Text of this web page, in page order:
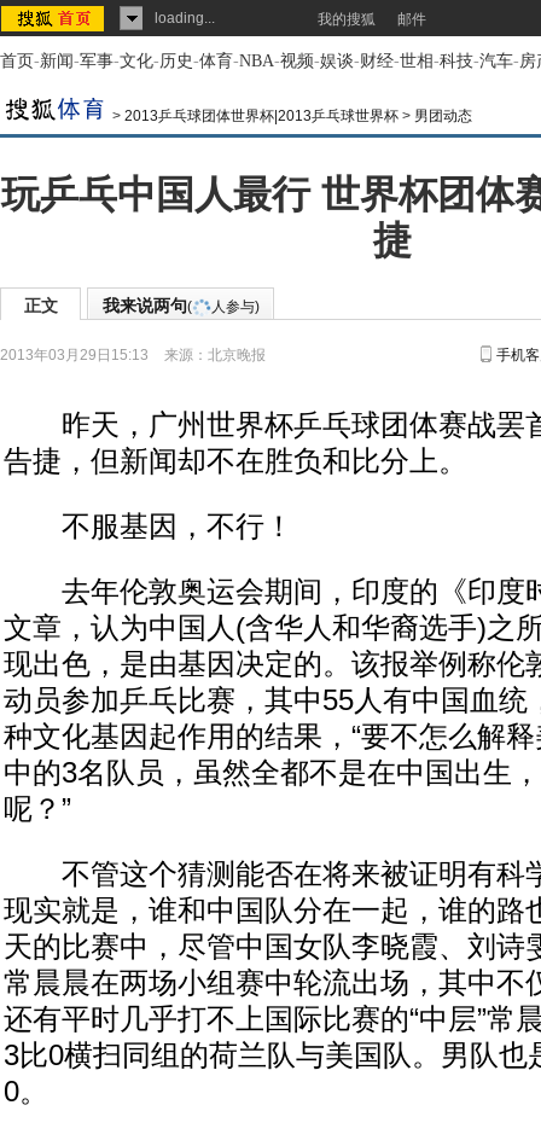
loading... 我的搜狐 邮件
首页-新闻-军事-文化-历史-体育-NBA-视频-娱谈-财经-世相-科技-汽车-房
> 2013乒乓球团体世界杯|2013乒乓球世界杯 > 男团动态
玩乒乓中国人最行 世界杯团体
捷
正文 我来说两句( 人参与)
2013年03月29日15:13 来源： 北京晚报 手机
昨天，广州世界杯乒乓球团体赛战罢
告捷，但新闻却不在胜负和比分上。
不服基因，不行！
去年伦敦奥运会期间，印度的《印度
文章，认为中国人(含华人和华裔选手)之
现出色，是由基因决定的。该报举例称伦
动员参加乒乓比赛，其中55人有中国血统
种文化基因起作用的结果，“要不怎么解
中的3名队员，虽然全都不是在中国出生
呢？”
不管这个猜测能否在将来被证明有科
现实就是，谁和中国队分在一起，谁的路
天的比赛中，尽管中国女队李晓霞、刘诗
常晨晨在两场小组赛中轮流出场，其中不
还有平时几乎打不上国际比赛的“中层”常
3比0横扫同组的荷兰队与美国队。男队也
0。